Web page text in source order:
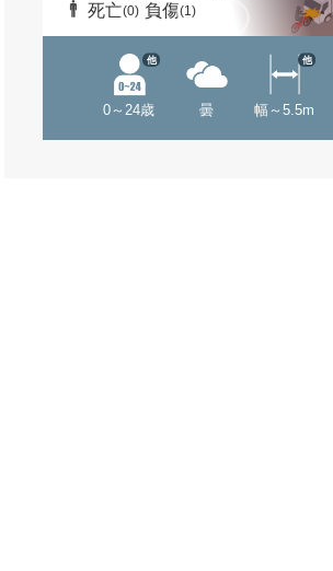
死亡(0) 負傷(1)
0～24歳
他
曇 幅～5.5m
他